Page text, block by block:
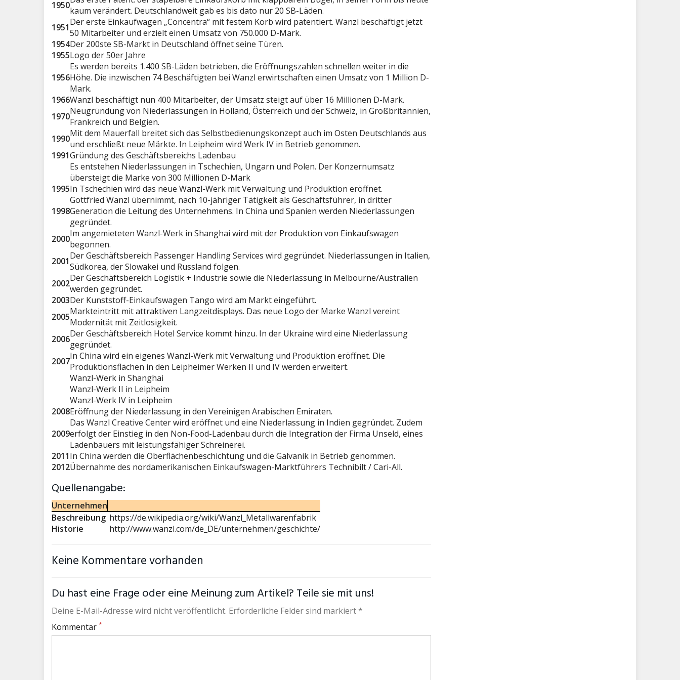
1950kaum verändert. Deutschlandweit gab es bis dato nur 20 SB-Läden.
1951Der erste Einkaufwagen „Concentra“ mit festem Korb wird patentiert. Wanzl beschäftigt jetzt
50 Mitarbeiter und erzielt einen Umsatz von 750.000 D-Mark.
1954Der 200ste SB-Markt in Deutschland öffnet seine Türen.
1955Logo der 50er Jahre
1956
Es werden bereits 1.400 SB-Läden betrieben, die Eröffnungszahlen schnellen weiter in die
Höhe. Die inzwischen 74 Beschäftigten bei Wanzl erwirtschaften einen Umsatz von 1 Million D-
Mark.
1966Wanzl beschäftigt nun 400 Mitarbeiter, der Umsatz steigt auf über 16 Millionen D-Mark.
1970Neugründung von Niederlassungen in Holland, Österreich und der Schweiz, in Großbritannien,
Frankreich und Belgien.
1990Mit dem Mauerfall breitet sich das Selbstbedienungskonzept auch im Osten Deutschlands aus
und erschließt neue Märkte. In Leipheim wird Werk IV in Betrieb genommen.
1991Gründung des Geschäftsbereichs Ladenbau
Es entstehen Niederlassungen in Tschechien, Ungarn und Polen. Der Konzernumsatz
übersteigt die Marke von 300 Millionen D-Mark
1995In Tschechien wird das neue Wanzl-Werk mit Verwaltung und Produktion eröffnet.
1998
Gottfried Wanzl übernimmt, nach 10-jähriger Tätigkeit als Geschäftsführer, in dritter
Generation die Leitung des Unternehmens. In China und Spanien werden Niederlassungen
gegründet.
2000Im angemieteten Wanzl-Werk in Shanghai wird mit der Produktion von Einkaufswagen
begonnen.
2001Der Geschäftsbereich Passenger Handling Services wird gegründet. Niederlassungen in Italien,
Südkorea, der Slowakei und Russland folgen.
2002Der Geschäftsbereich Logistik + Industrie sowie die Niederlassung in Melbourne/Australien
werden gegründet.
2003Der Kunststoff-Einkaufswagen Tango wird am Markt eingeführt.
2005Markteintritt mit attraktiven Langzeitdisplays. Das neue Logo der Marke Wanzl vereint
Modernität mit Zeitlosigkeit.
2006Der Geschäftsbereich Hotel Service kommt hinzu. In der Ukraine wird eine Niederlassung
gegründet.
2007In China wird ein eigenes Wanzl-Werk mit Verwaltung und Produktion eröffnet. Die
Produktionsflächen in den Leipheimer Werken II und IV werden erweitert.
Wanzl-Werk in Shanghai
Wanzl-Werk II in Leipheim
Wanzl-Werk IV in Leipheim
2008Eröffnung der Niederlassung in den Vereinigen Arabischen Emiraten.
2009
Das Wanzl Creative Center wird eröffnet und eine Niederlassung in Indien gegründet. Zudem
erfolgt der Einstieg in den Non-Food-Ladenbau durch die Integration der Firma Unseld, eines
Ladenbauers mit leistungsfähiger Schreinerei.
2011In China werden die Oberflächenbeschichtung und die Galvanik in Betrieb genommen.
2012Übernahme des nordamerikanischen Einkaufswagen-Marktführers Technibilt / Cari-All.
Quellenangabe:
Unternehmen
Beschreibung https://de.wikipedia.org/wiki/Wanzl_Metallwarenfabrik
Historie
http://www.wanzl.com/de_DE/unternehmen/geschichte/
Keine Kommentare vorhanden
Du hast eine Frage oder eine Meinung zum Artikel? Teile sie mit uns!
Deine E-Mail-Adresse wird nicht veröffentlicht. Erforderliche Felder sind markiert *
Kommentar *